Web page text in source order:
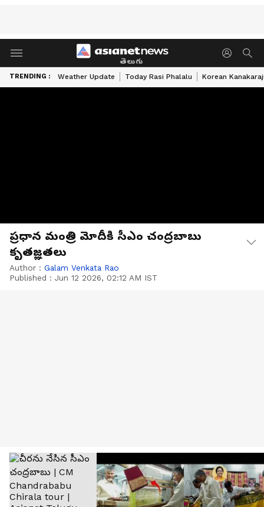
తెలుగు
TRENDING : Weather Update Today Rasi Phalalu Korean
ప్రధాన మంత్రి మోదీకి సీఎం చంద్రబాబు
కృతజ్ఞతలు
Author : Galam Venkata Rao
Published : Jun 12 2026, 02:12 AM IST